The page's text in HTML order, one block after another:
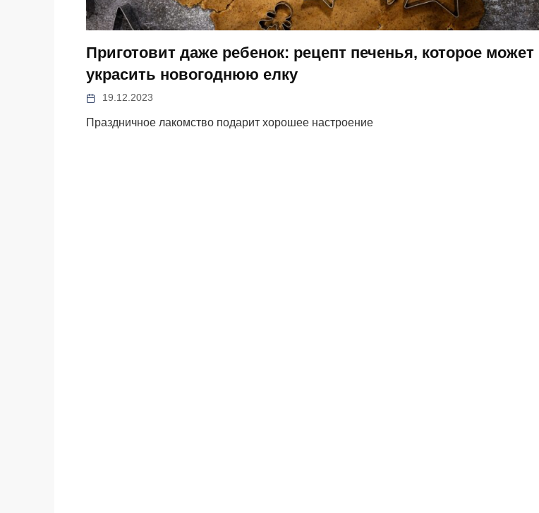
Приготовит даже ребенок: рецепт печенья, которое может
украсить новогоднюю елку
19.12.2023
Праздничное лакомство подарит хорошее настроение